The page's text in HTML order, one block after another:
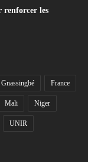
renforcer les
France
Mali Niger
UNIR